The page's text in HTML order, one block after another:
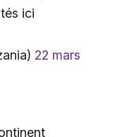
ici
22 mars